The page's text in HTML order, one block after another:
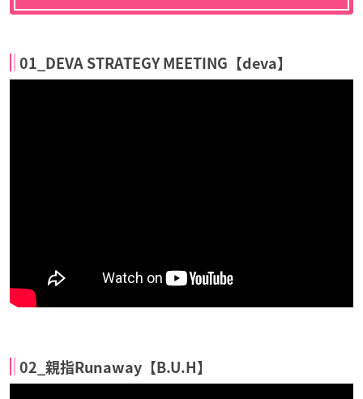
01_DEVA STRATEGY MEETING【deva】
02_親指Runaway【B.U.H】